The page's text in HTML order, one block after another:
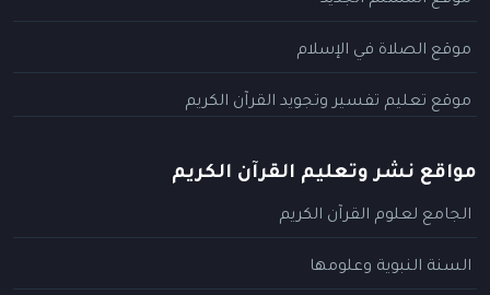
موقع الصلاة في الإسلام
موقع تعليم تفسير وتجويد القرآن الكريم
مواقع نشر وتعليم القرآن الكريم
الجامع لعلوم القرآن الكريم
السنة النبوية وعلومها